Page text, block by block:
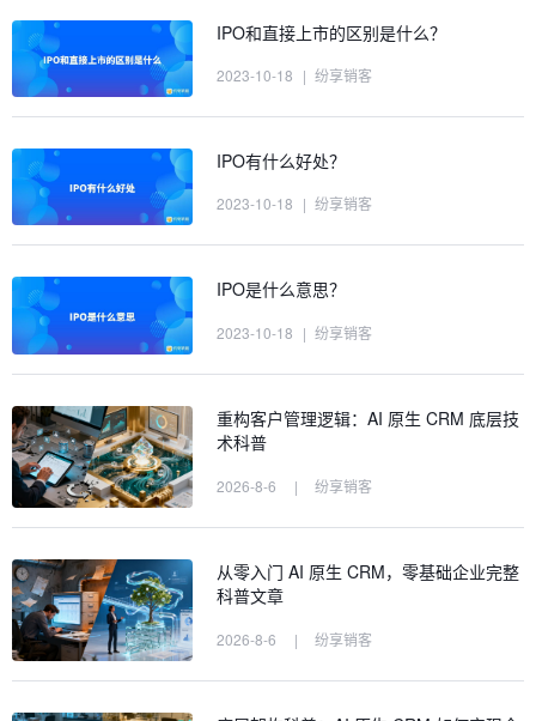
IPO和直接上市的区别是什么？
2023-10-18 | 纷享销客
IPO有什么好处？
2023-10-18 | 纷享销客
IPO是什么意思？
2023-10-18 | 纷享销客
重构客户管理逻辑：AI 原生 CRM 底层技
术科普
2026-8-6 | 纷享销客
从零入门 AI 原生 CRM，零基础企业完整
科普文章
2026-8-6 | 纷享销客